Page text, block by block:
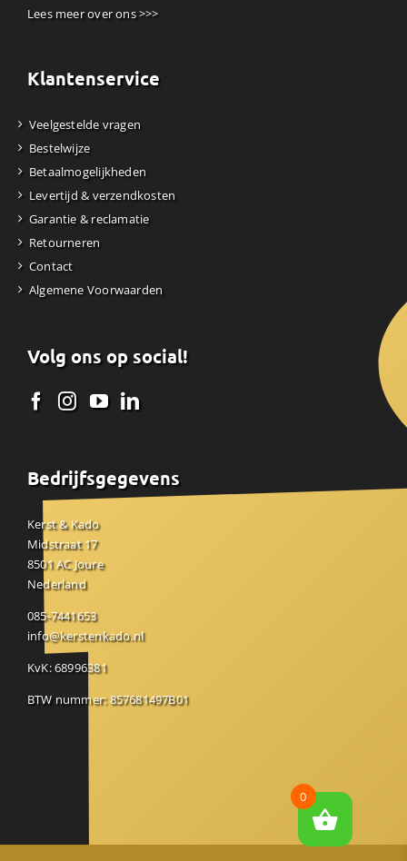
Lees meer over ons >>>
Klantenservice
Veelgestelde vragen
Bestelwijze
Betaalmogelijkheden
Levertijd & verzendkosten
Garantie & reclamatie
Retourneren
Contact
Algemene Voorwaarden
Volg ons op social!
Bedrijfsgegevens
Kerst & Kado
Midstraat 17
8501 AC Joure
Nederland
085-7441653
info@kerstenkado.nl
KvK: 68996381
BTW nummer: 857681497B01
0